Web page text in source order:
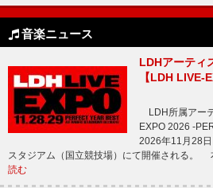
音楽ニュース
LDHアーティ
【LDH LIVE-
LDH所属アー
EXPO 2026 -
2026年11月28
スタジアム（国立競技場）にて開催される。
読む